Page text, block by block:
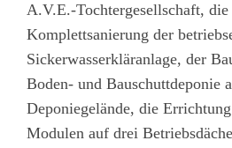
A.V.E.-Tochtergesellschaft,
Komplettsanierung der
Sickerwasserkläranlage, der
Boden- und Bauschuttdeponie
Deponiegelände, die
Modulen auf drei